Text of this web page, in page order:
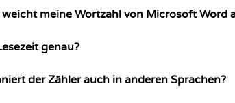
meine Wortzahl von Microsoft Word
genau?
der Zähler auch in anderen Sprachen?